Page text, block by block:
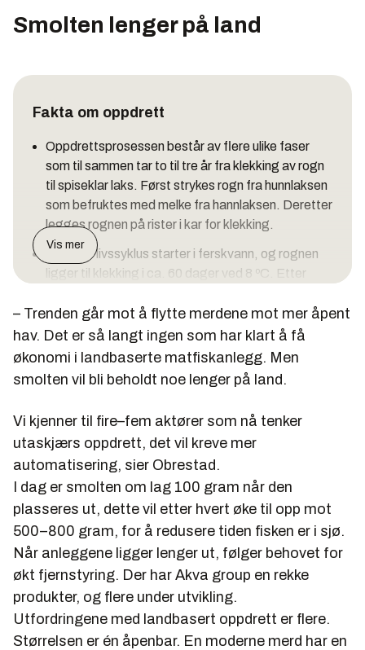
Smolten lenger på land
Fakta om oppdrett
Oppdrettsprosessen består av flere ulike faser
som til sammen tar to til tre år fra klekking av rogn
til spiseklar laks. Først strykes rogn fra hunnlaksen
som befruktes med melke fra hannlaksen. Deretter
legges rognen på rister i kar for klekking.
Laksens livssyklus starter i ferskvann, og rognen
ligger til klekking i ca. 60 dager ved 8 ºC. Etter
på magen og kalles derfor plommesekkyngel. Fire
til seks uker etter klekking kan yngelen begynne å
ta til seg næring fra fôr, og den flyttes da til større
kar.
før levering tilpasses yngelen et liv i sjøen, denne
prosessen kalles smoltifisering. Nå, etter 10 til 16
måneder i ferskvann, er laksen klar for saltvann.
Nå veier den fra 60 til 120 gram. Smolten fraktes
til anlegg med brønnbåt, under transporten økes
saltinnholdet i vannet gradvis.
Nå holdes laksen i merder i om lag 18 måneder.
Når fisken har nådd fire til seks kilo, er den klar for
slakting. Den fraktes i brønnbåt til land, der den blir
sløyd, sortert etter størrelse og pakket.
Kilde: Nesfossen smolt, nesfossen.no/
Vis mer
– Trenden går mot å flytte merdene mot mer åpent
hav. Det er så langt ingen som har klart å få
økonomi i landbaserte matfiskanlegg. Men
smolten vil bli beholdt noe lenger på land.
Vi kjenner til fire–fem aktører som nå tenker
utaskjærs oppdrett, det vil kreve mer
automatisering, sier Obrestad.
I dag er smolten om lag 100 gram når den
plasseres ut, dette vil etter hvert øke til opp mot
500–800 gram, for å redusere tiden fisken er i sjø.
Når anleggene ligger lenger ut, følger behovet for
økt fjernstyring. Der har Akva group en rekke
produkter, og flere under utvikling.
Utfordringene med landbasert oppdrett er flere.
Størrelsen er én åpenbar. En moderne merd har en